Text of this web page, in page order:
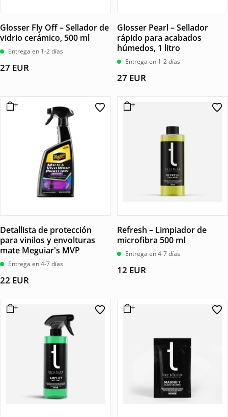
Glosser Fly Off – Sellador de
vidrio cerámico, 500 ml
Entrega en 1-2 días
27 EUR
Glosser Pearl – Sellador
rápido para acabados
húmedos, 1 litro
Entrega en 1-2 días
27 EUR
Detallista de protección
para vinilos y envolturas
mate Meguiar's MVP
Entrega en 4-7 días
22 EUR
Refresh – Limpiador de
microfibra 500 ml
Entrega en 4-7 días
12 EUR